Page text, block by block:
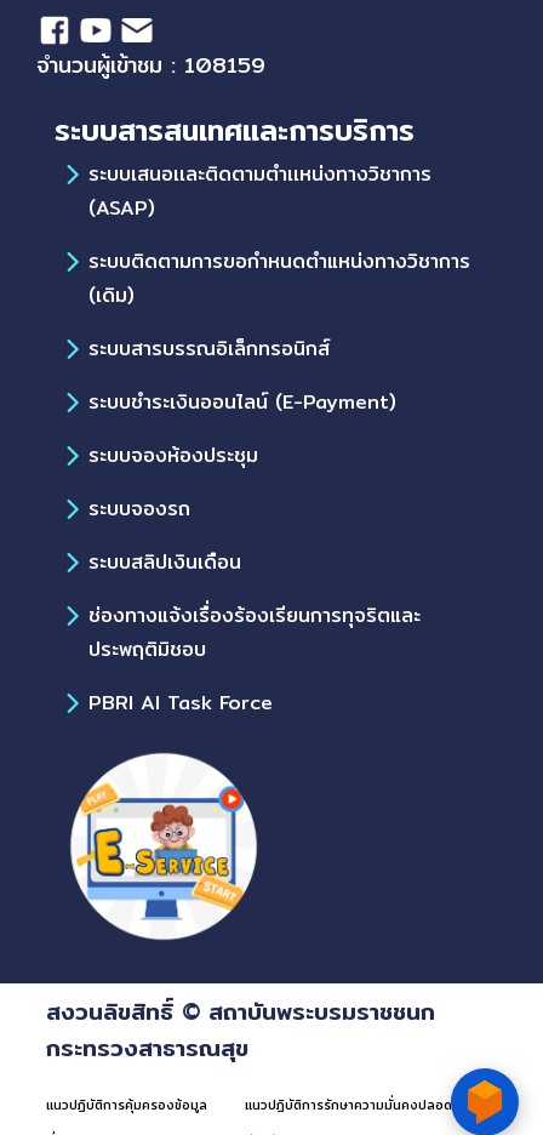
จำนวนผู้เข้าชม : 108159
ระบบสารสนเทศและการบริการ
ระบบเสนอเเละติดตามตำเเหน่งทางวิชาการ
(ASAP)
ระบบติดตามการขอกำหนดตำแหน่งทางวิชาการ
(เดิม)
ระบบสารบรรณอิเล็กทรอนิกส์
ระบบชำระเงินออนไลน์ (E-Payment)
ระบบจองห้องประชุม
ระบบจองรถ
ระบบสลิปเงินเดือน
ช่องทางแจ้งเรื่องร้องเรียนการทุจริตและ
ประพฤติมิชอบ
PBRI AI Task Force
สงวนลิขสิทธิ์ © สถาบันพระบรมราชชนก
กระทรวงสาธารณสุข
แนวปฏิบัติการคุ้มครองข้อมูล
แนวปฏิบัติการรักษาความมั่นคงปลอดภัยด้าน